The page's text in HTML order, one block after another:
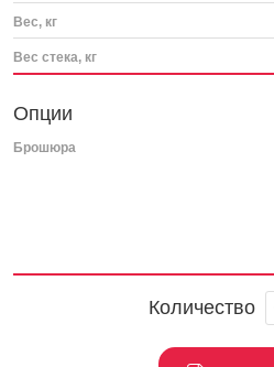
Вес, кг
Вес стека, кг
Опции
Брошюра
Количество